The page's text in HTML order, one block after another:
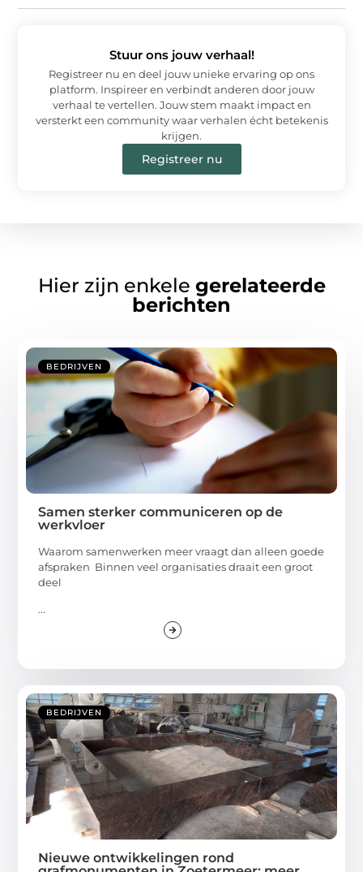
Stuur ons jouw verhaal!
Registreer nu en deel jouw unieke ervaring op ons
platform. Inspireer en verbindt anderen door jouw
verhaal te vertellen. Jouw stem maakt impact en
versterkt een community waar verhalen écht betekenis
krijgen.
Registreer nu
Hier zijn enkele gerelateerde
berichten
BEDRIJVEN
Samen sterker communiceren op de
werkvloer
Waarom samenwerken meer vraagt dan alleen goede
afspraken Binnen veel organisaties draait een groot
deel
...
BEDRIJVEN
Nieuwe ontwikkelingen rond